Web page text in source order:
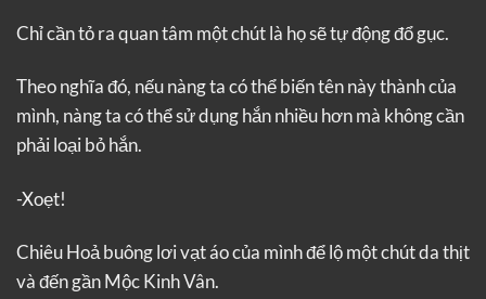
Chỉ cần tỏ ra quan tâm một chút là họ sẽ tự động đổ gục.
Theo nghĩa đó, nếu nàng ta có thể biến tên này thành của
mình, nàng ta có thể sử dụng hắn nhiều hơn mà không cần
phải loại bỏ hắn.
-Xoẹt!
Chiêu Hoả buông lơi vạt áo của mình để lộ một chút da thịt
và đến gần Mộc Kinh Vân.